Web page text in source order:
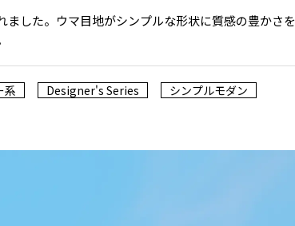
した。ウマ目地がシンプルな形状に質感の豊かさを
系 Designer's Series シンプルモダン